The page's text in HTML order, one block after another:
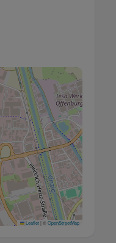
Leaflet|©OpenStreetMap